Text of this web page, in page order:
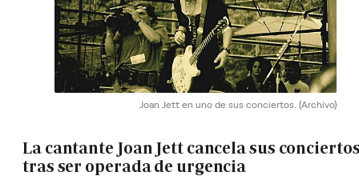
Joan Jett en uno de sus conciertos. (Archivo)
La cantante Joan Jett cancela sus
tras ser operada de urgencia